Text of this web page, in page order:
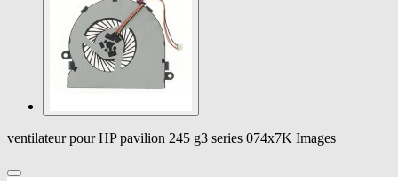
ventilateur pour HP pavilion 245 g3 series 074x7K Images